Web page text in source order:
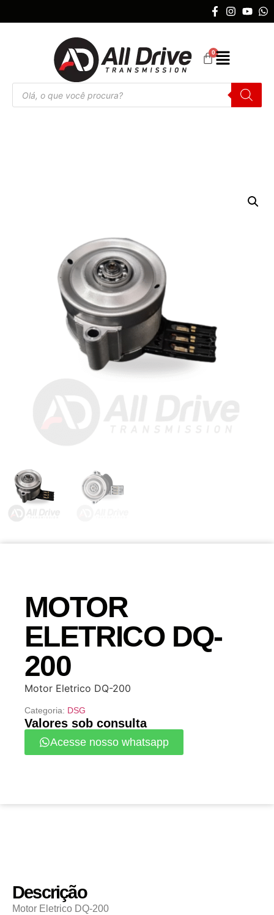
MOTOR
ELETRICO DQ-
200
Motor Eletrico DQ-200
Categoria: DSG
Valores sob consulta
Acesse nosso whatsapp
Descrição
Motor Eletrico DQ-200